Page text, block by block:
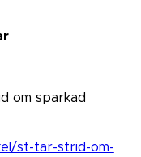
om sparkad
st-tar-strid-om-